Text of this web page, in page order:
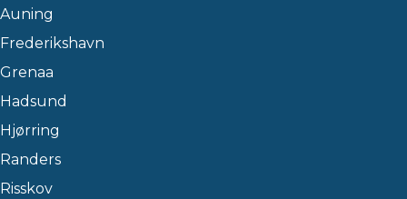
Auning
Frederikshavn
Grenaa
Hadsund
Hjørring
Randers
Risskov